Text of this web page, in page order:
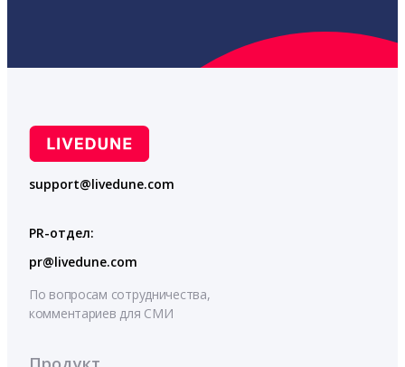
support@livedune.com
PR-отдел:
pr@livedune.com
По вопросам сотрудничества,
комментариев для СМИ